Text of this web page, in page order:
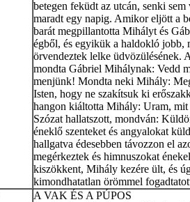
betegen feküdt az utcán, senki
maradt egy napig. Amikor eljött a
barát megpillantotta Mihályt és
égből, és egyikük a haldokló jobb,
örvendeztek lelke üdvözülésének.
mondta Gábriel Mihálynak: Vedd
menjünk! Mondta neki Mihály:
Isten, hogy ne szakítsuk ki
hangon kiáltotta Mihály: Uram, mit
Szózat hallatszott, mondván:
éneklő szenteket és angyalokat
hallgatva édesebben távozzon el
megérkeztek és himnuszokat
kiszökkent, Mihály kezére ült, és
kimondhatatlan örömmel
A VAK ÉS A PÚPOS